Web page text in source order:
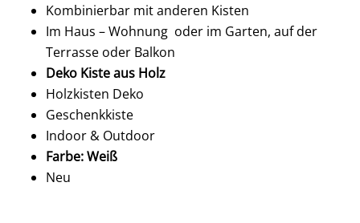
Kombinierbar mit anderen Kisten
Im Haus – Wohnung oder im Garten, auf der
Terrasse oder Balkon
Deko Kiste aus Holz
Holzkisten Deko
Geschenkkiste
Indoor & Outdoor
Farbe: Weiß
Neu